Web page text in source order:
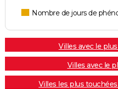
Nombre de jours de
Villes avec le
Villes avec le
Villes les plus